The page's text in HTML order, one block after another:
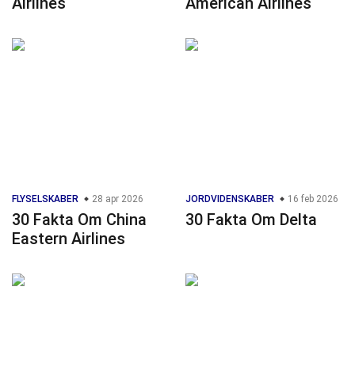
FLYSELSKABER 28 apr 2026
30 Fakta Om China
Eastern Airlines
JORDVIDENSKABER 16 feb 2026
30 Fakta Om Delta